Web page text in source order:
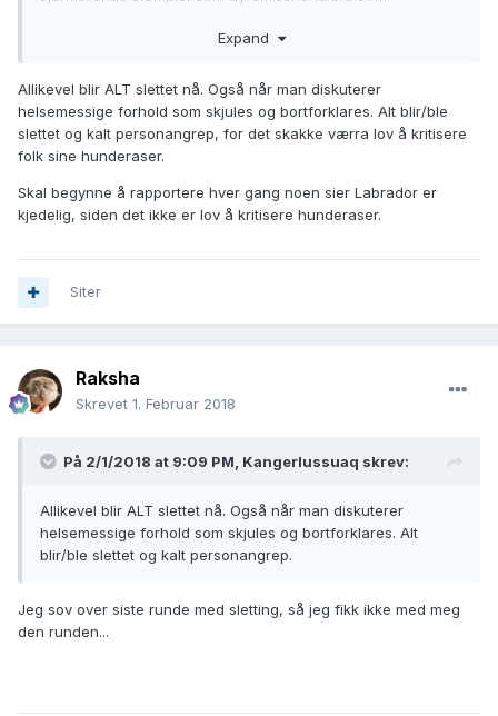
kun til at eier med raser med de nevne issusene kun trekker
Expand
Allikevel blir ALT slettet nå. Også når man diskuterer
helsemessige forhold som skjules og bortforklares. Alt blir/ble
slettet og kalt personangrep, for det skakke værra lov å kritisere
folk sine hunderaser.
Skal begynne å rapportere hver gang noen sier Labrador er
kjedelig, siden det ikke er lov å kritisere hunderaser.
Siter
Raksha
Skrevet 1. Februar 2018
På 2/1/2018 at 9:09 PM, Kangerlussuaq skrev:
Allikevel blir ALT slettet nå. Også når man diskuterer
helsemessige forhold som skjules og bortforklares. Alt
blir/ble slettet og kalt personangrep.
Jeg sov over siste runde med sletting, så jeg fikk ikke med meg
den runden...